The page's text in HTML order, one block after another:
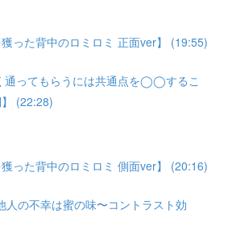
った背中のロミロミ 正面ver】 (19:55)
通ってもらうには共通点を◯◯するこ
(22:28)
った背中のロミロミ 側面ver】 (20:16)
人の不幸は蜜の味〜コントラスト効